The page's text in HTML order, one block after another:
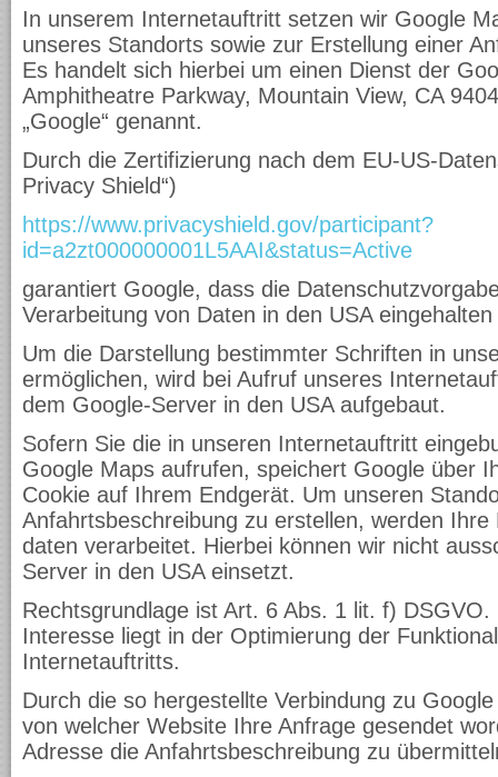
In unserem Internetauftritt setzen wir Google
unseres Standorts sowie zur Erstellung einer
Es handelt sich hierbei um einen Dienst der
Amphitheatre Parkway, Mountain View, CA
„Google“ genannt.
Durch die Zertifizierung nach dem EU-US-
Privacy Shield“)
https://www.privacyshield.gov/participant?
id=a2zt000000001L5AAI&status=Active
garantiert Google, dass die
Verarbeitung von Daten in den USA
Um die Darstellung bestimmter Schriften in
ermöglichen, wird bei Aufruf unseres
dem Google-Server in den USA aufgebaut.
Sofern Sie die in unseren Internetauftritt
Google Maps aufrufen, speichert Google über
Cookie auf Ihrem Endgerät. Um unseren
Anfahrtsbeschreibung zu erstellen, werden
daten verarbeitet. Hierbei können wir nicht
Server in den USA einsetzt.
Rechtsgrundlage ist Art. 6 Abs. 1 lit. f)
Interesse liegt in der Optimierung der
Internetauftritts.
Durch die so hergestellte Verbindung zu
von welcher Website Ihre Anfrage gesendet
Adresse die Anfahrtsbeschreibung zu